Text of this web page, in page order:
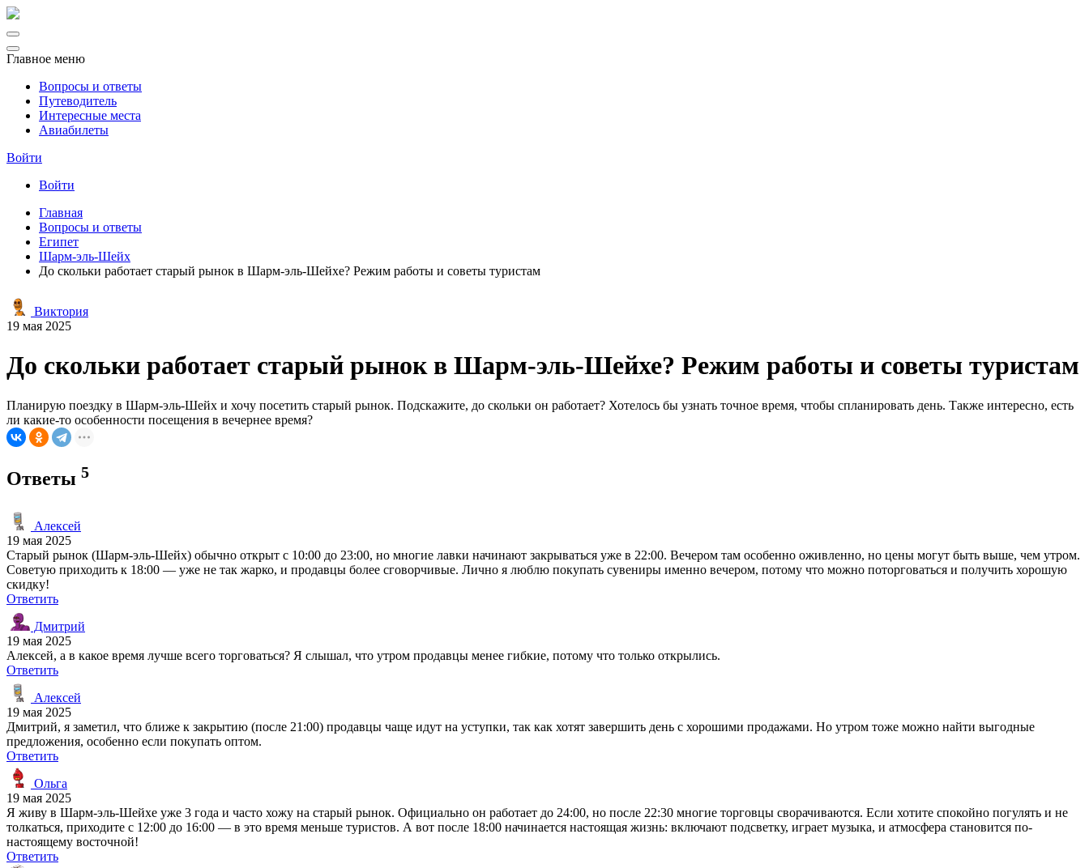
Главное меню
Вопросы и ответы
Путеводитель
Интересные места
Авиабилеты
Войти
Войти
Главная
Вопросы и ответы
Египет
Шарм-эль-Шейх
До скольки работает старый рынок в Шарм-эль-Шейхе? Режим работы и советы туристам
Виктория
19 мая 2025
До скольки работает старый рынок в Шарм-эль-Шейхе? Режим работы и советы туристам
Планирую поездку в Шарм-эль-Шейх и хочу посетить старый рынок. Подскажите, до скольки он работает? Хотелось бы узнать точное время, чтобы спланировать день. Также интересно, есть
ли какие-то особенности посещения в вечернее время?
Ответы 5
Алексей
19 мая 2025
Старый рынок (Шарм-эль-Шейх) обычно открыт с 10:00 до 23:00, но многие лавки начинают закрываться уже в 22:00. Вечером там особенно оживленно, но цены могут быть выше, чем утром.
Советую приходить к 18:00 — уже не так жарко, и продавцы более сговорчивые. Лично я люблю покупать сувениры именно вечером, потому что можно поторговаться и получить хорошую
скидку!
Ответить
Дмитрий
19 мая 2025
Алексей, а в какое время лучше всего торговаться? Я слышал, что утром продавцы менее гибкие, потому что только открылись.
Ответить
Алексей
19 мая 2025
Дмитрий, я заметил, что ближе к закрытию (после 21:00) продавцы чаще идут на уступки, так как хотят завершить день с хорошими продажами. Но утром тоже можно найти выгодные
предложения, особенно если покупать оптом.
Ответить
Ольга
19 мая 2025
Я живу в Шарм-эль-Шейхе уже 3 года и часто хожу на старый рынок. Официально он работает до 24:00, но после 22:30 многие торговцы сворачиваются. Если хотите спокойно погулять и не
толкаться, приходите с 12:00 до 16:00 — в это время меньше туристов. А вот после 18:00 начинается настоящая жизнь: включают подсветку, играет музыка, и атмосфера становится по-
настоящему восточной!
Ответить